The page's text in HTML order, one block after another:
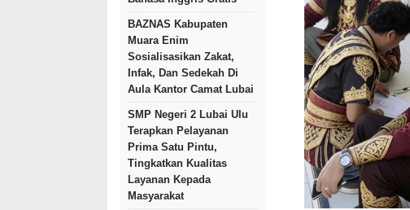
BAZNAS Kabupaten
Muara Enim
Sosialisasikan Zakat,
Infak, Dan Sedekah Di
Aula Kantor Camat Lubai
SMP Negeri 2 Lubai Ulu
Terapkan Pelayanan
Prima Satu Pintu,
Tingkatkan Kualitas
Layanan Kepada
Masyarakat